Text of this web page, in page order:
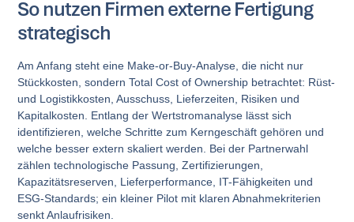
So nutzen Firmen externe Fertigung
strategisch
Am Anfang steht eine Make-or-Buy-Analyse, die nicht nur
Stückkosten, sondern Total Cost of Ownership betrachtet: Rüst-
und Logistikkosten, Ausschuss, Lieferzeiten, Risiken und
Kapitalkosten. Entlang der Wertstromanalyse lässt sich
identifizieren, welche Schritte zum Kerngeschäft gehören und
welche besser extern skaliert werden. Bei der Partnerwahl
zählen technologische Passung, Zertifizierungen,
Kapazitätsreserven, Lieferperformance, IT-Fähigkeiten und
ESG-Standards; ein kleiner Pilot mit klaren Abnahmekriterien
senkt Anlaufrisiken.